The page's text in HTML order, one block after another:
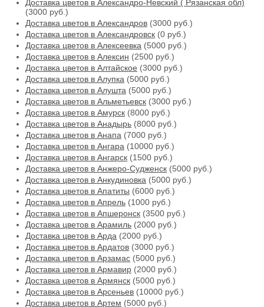
Доставка цветов в Александро-Невский ( Рязанская обл)
(3000 руб.)
Доставка цветов в Александров (3000 руб.)
Доставка цветов в Александровск (0 руб.)
Доставка цветов в Алексеевка (5000 руб.)
Доставка цветов в Алексин (2500 руб.)
Доставка цветов в Алтайское (3000 руб.)
Доставка цветов в Алупка (5000 руб.)
Доставка цветов в Алушта (5000 руб.)
Доставка цветов в Альметьевск (3000 руб.)
Доставка цветов в Амурск (8000 руб.)
Доставка цветов в Анадырь (8000 руб.)
Доставка цветов в Анапа (7000 руб.)
Доставка цветов в Ангара (10000 руб.)
Доставка цветов в Ангарск (1500 руб.)
Доставка цветов в Анжеро-Судженск (5000 руб.)
Доставка цветов в Анкудиновка (5000 руб.)
Доставка цветов в Апатиты (6000 руб.)
Доставка цветов в Апрель (1000 руб.)
Доставка цветов в Апшеронск (3500 руб.)
Доставка цветов в Арамиль (2000 руб.)
Доставка цветов в Арда (2000 руб.)
Доставка цветов в Ардатов (3000 руб.)
Доставка цветов в Арзамас (5000 руб.)
Доставка цветов в Армавир (2000 руб.)
Доставка цветов в Армянск (5000 руб.)
Доставка цветов в Арсеньев (10000 руб.)
Доставка цветов в Артем (5000 руб.)